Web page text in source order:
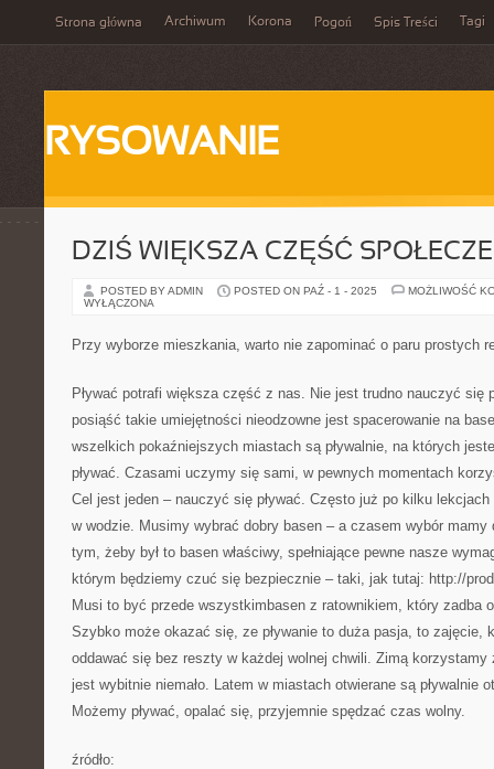
Strona główna Archiwum Korona Pogoń Spis Treści Tagi
RYSOWANIE
DZIŚ WIĘKSZA CZĘŚĆ
POSTED BY ADMIN POSTED ON PAŹ - 1 - 2025
MOŻLIWOŚĆ
WYŁĄCZONA
Przy wyborze mieszkania, warto nie zapominać o paru prostych
Pływać potrafi większa część z nas. Nie jest trudno nauczyć się
posiąść takie umiejętności nieodzowne jest spacerowanie na
wszelkich pokaźniejszych miastach są pływalnie, na których
pływać. Czasami uczymy się sami, w pewnych momentach
Cel jest jeden – nauczyć się pływać. Często już po kilku
w wodzie. Musimy wybrać dobry basen – a czasem wybór
tym, żeby był to basen właściwy, spełniające pewne nasze
którym będziemy czuć się bezpiecznie – taki, jak tutaj: http://
Musi to być przede wszystkimbasen z ratownikiem, który zadba
Szybko może okazać się, ze pływanie to duża pasja, to zajęcie,
oddawać się bez reszty w każdej wolnej chwili. Zimą
jest wybitnie niemało. Latem w miastach otwierane są pływalnie
Możemy pływać, opalać się, przyjemnie spędzać czas wolny.
źródło: